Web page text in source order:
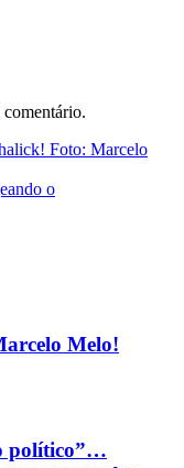
Foto: Marcelo
o
Melo!
político”…